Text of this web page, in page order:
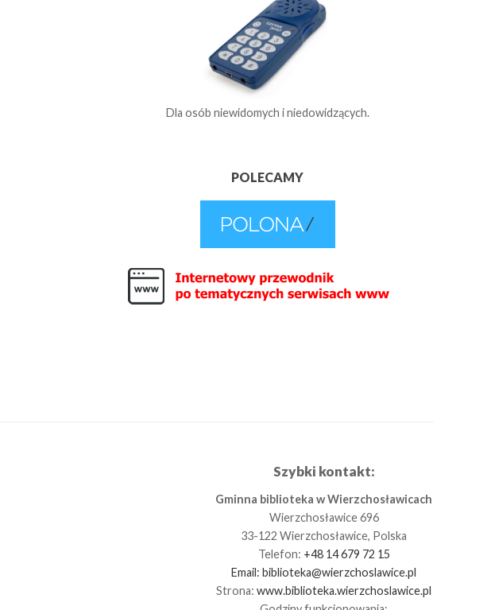
Dla osób niewidomych i niedowidzących.
POLECAMY
Szybki kontakt:
Gminna biblioteka w Wierzchosławicach
Wierzchosławice 696
33-122 Wierzchosławice, Polska
Telefon: +48 14 679 72 15
Email:biblioteka@wierzchoslawice.pl
Strona:www.biblioteka.wierzchoslawice.pl